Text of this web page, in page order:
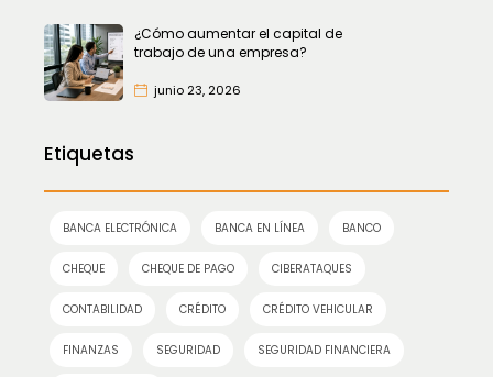
¿Cómo aumentar el capital de
trabajo de una empresa?
junio 23, 2026
Etiquetas
BANCA ELECTRÓNICA BANCA EN LÍNEA BANCO
CHEQUE CHEQUE DE PAGO CIBERATAQUES
CONTABILIDAD CRÉDITO CRÉDITO VEHICULAR
FINANZAS SEGURIDAD SEGURIDAD FINANCIERA